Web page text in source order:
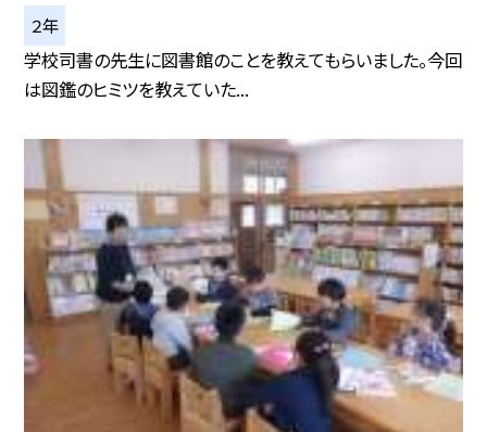
２年
学校司書の先生に図書館のことを教えてもらいました。今回
は図鑑のヒミツを教えていた...